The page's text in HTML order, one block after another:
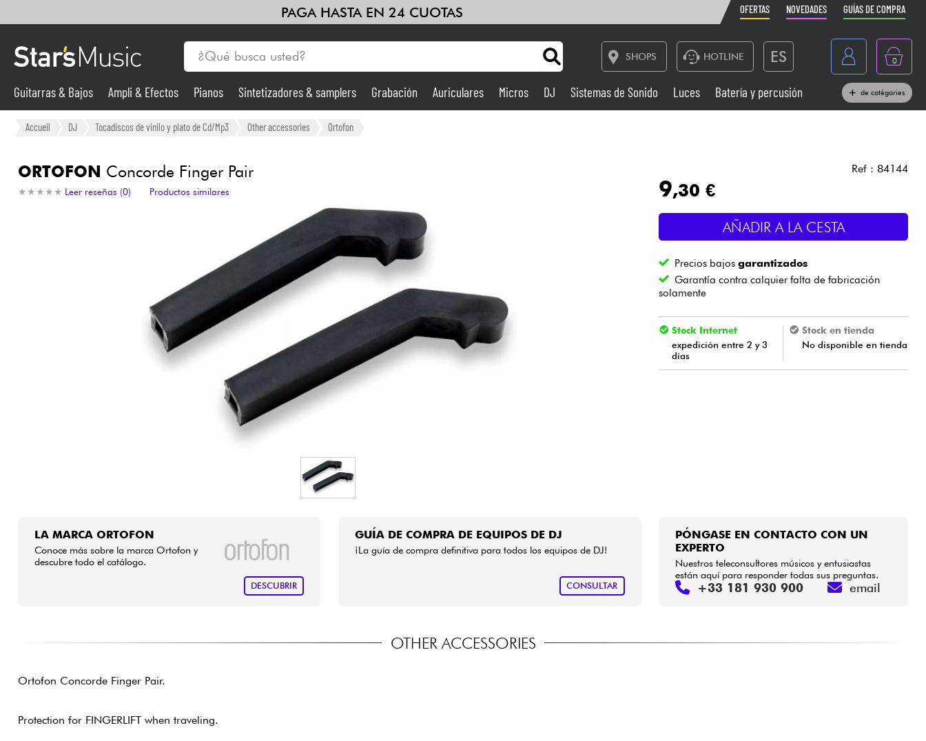
PAGA HASTA EN 24 CUOTAS OFERTAS NOVEDADES GUÍAS DE COMPRA
SHOPS HOTLINE ES
France
Belgique
Nederland
0
Guitarras & Bajos
Sintetizadores & samplers
Sistemas de Sonido
Batería y percusión Vientos
Niños Cables & Acces.
Bundle
Ver nuestras marcas
Guitarras & Bajos Ampli & Efectos Pianos Sintetizadores & samplers Grabación Auriculares Micros DJ Sistemas de Sonido Luces
Batería y percusión
de catégories
Accueil DJ Tocadiscos de vinilo y plato de Cd/Mp3 Other accessories Ortofon
ORTOFON Concorde Finger Pair
★ ★ ★ ★ ★
★ ★ ★ ★ ★ Leer reseñas (0) Productos similares
Ref : 84144
9,30 €
AÑADIR A LA CESTA
Precios bajosgarantizados
Garantía contra calquier falta de fabricación
solamente
Stock Internet
expedición entre 2 y 3
días
Stock en tienda
No disponible en tienda
LA MARCA ORTOFON
Conoce más sobre la marca Ortofon y
descubre todo el catálogo.
DESCUBRIR
GUÍA DE COMPRA DE EQUIPOS DE DJ
¡La guía de compra definitiva para todos los equipos de DJ!
CONSULTAR
PÓNGASE EN CONTACTO CON UN
EXPERTO
Nuestros teleconsultores músicos y entusiastas
están aquí para responder todas sus preguntas.
+33 181 930 900 email
OTHER ACCESSORIES
Ortofon Concorde Finger Pair.
Protection for FINGERLIFT when traveling.